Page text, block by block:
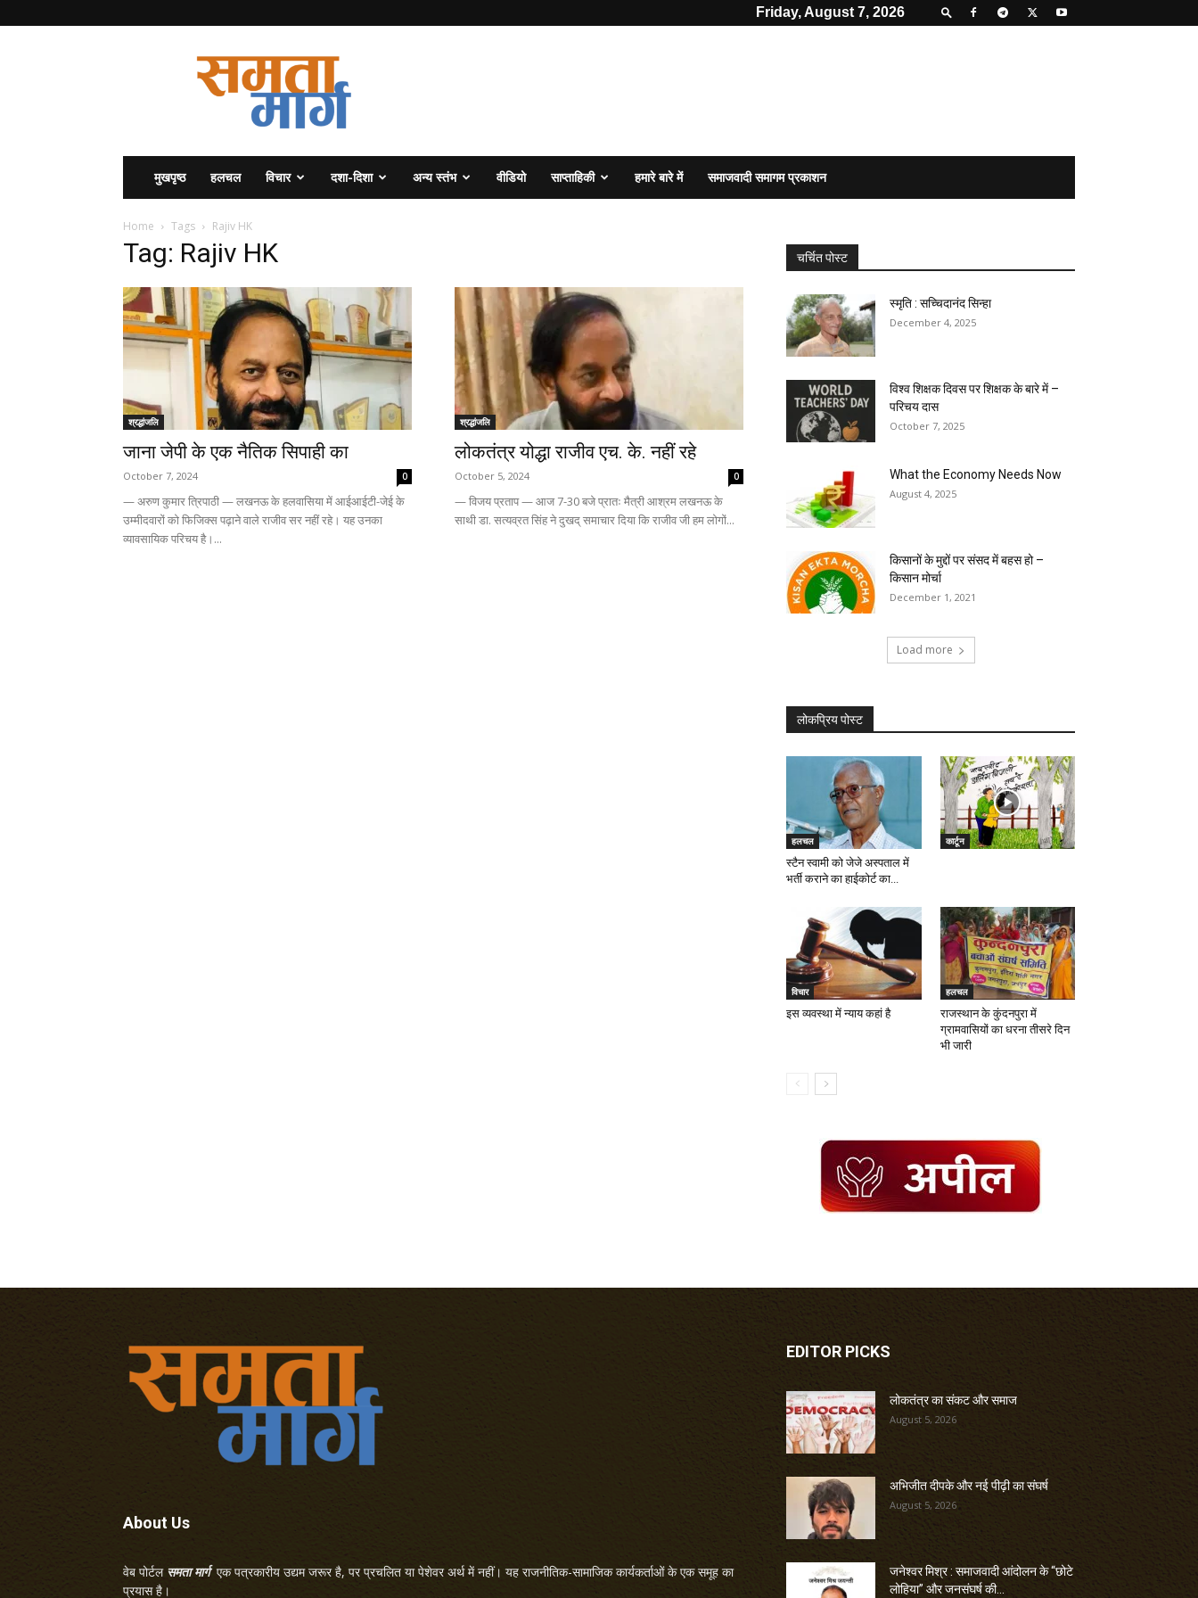
Friday, August 7, 2026
मुखपृष्ठ हलचल विचार दशा-दिशा अन्य स्तंभ वीडियो साप्ताहिकी हमारे बारे में समाजवादी समागम प्रकाशन
Home Tags Rajiv HK
Tag: Rajiv HK
श्रद्धांजलि
जाना जेपी के एक नैतिक सिपाही का
October 7, 2024 0
— अरुण कुमार त्रिपाठी — लखनऊ के हलवासिया में आईआईटी-जेई के
उम्मीदवारों को फिजिक्स पढ़ाने वाले राजीव सर नहीं रहे। यह उनका
व्यावसायिक परिचय है।...
श्रद्धांजलि
लोकतंत्र योद्धा राजीव एच. के. नहीं रहे
October 5, 2024 0
— विजय प्रताप — आज 7-30 बजे प्रातः मैत्री आश्रम लखनऊ के
साथी डा. सत्यव्रत सिंह ने दुखद् समाचार दिया कि राजीव जी हम लोगों...
चर्चित पोस्ट
स्मृति : सच्चिदानंद सिन्हा
December 4, 2025
विश्व शिक्षक दिवस पर शिक्षक के बारे में –
परिचय दास
October 7, 2025
What the Economy Needs Now
August 4, 2025
किसानों के मुद्दों पर संसद में बहस हो –
किसान मोर्चा
December 1, 2021
Load more
लोकप्रिय पोस्ट
हलचल
स्टैन स्वामी को जेजे अस्पताल में
भर्ती कराने का हाईकोर्ट का...
कार्टून
विचार
इस व्यवस्था में न्याय कहां है
हलचल
राजस्थान के कुंदनपुरा में
ग्रामवासियों का धरना तीसरे दिन
भी जारी
About Us
वेब पोर्टल समता मार्गएक पत्रकारीय उद्यम जरूर है, पर प्रचलित या पेशेवर अर्थ में नहीं। यह राजनीतिक-सामाजिक कार्यकर्ताओं के एक समूह का
प्रयास है।
EDITOR PICKS
लोकतंत्र का संकट और समाज
August 5, 2026
अभिजीत दीपके और नई पीढ़ी का संघर्ष
August 5, 2026
जनेश्वर मिश्र : समाजवादी आंदोलन के “छोटे
लोहिया” और जनसंघर्ष की...